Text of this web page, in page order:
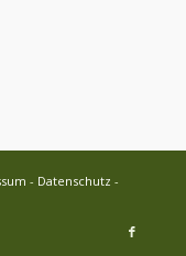
- Datenschutz -